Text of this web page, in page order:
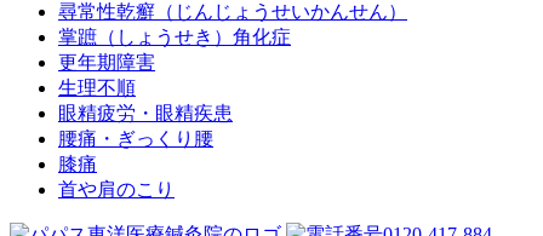
尋常性乾癬（じんじょうせいかんせん）
掌蹠（しょうせき）角化症
更年期障害
生理不順
眼精疲労・眼精疾患
腰痛・ぎっくり腰
膝痛
首や肩のこり